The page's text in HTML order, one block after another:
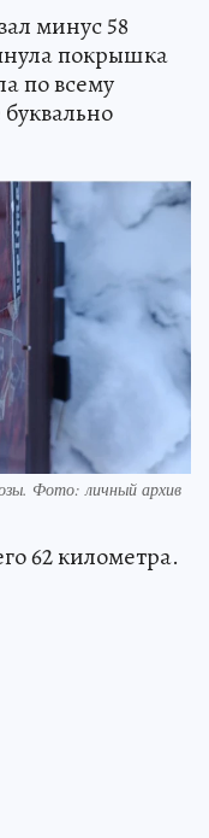
минус 58
покрышка
по всему
Фото: личный архив
62 километра.